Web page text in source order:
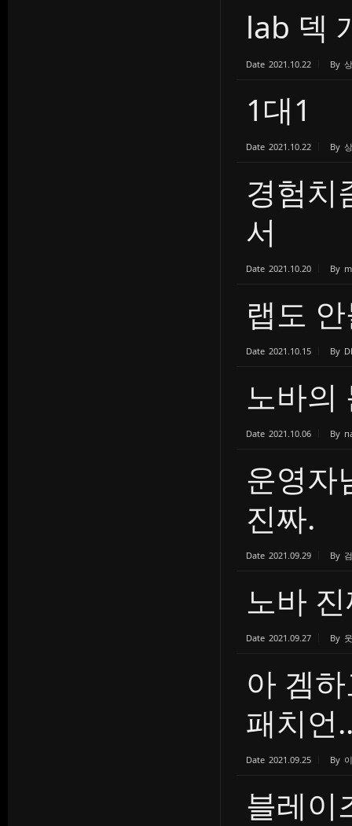
lab 덱
Date 2021.10.22 By
1대1
Date 2021.10.22 By
경험치
서
Date 2021.10.20 By
랩도
Date 2021.10.15 By
노바의
Date 2021.10.06 By
운영
진짜.
Date 2021.09.29 By
노바
Date 2021.09.27 By
아 겜
패치언
Date 2021.09.25 By
블레이